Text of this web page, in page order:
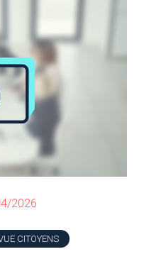
2026
CITOYENS